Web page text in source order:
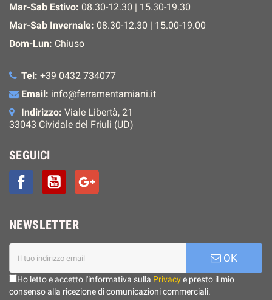
Mar-Sab Estivo: 08.30-12.30 | 15.30-19.30
Mar-Sab Invernale: 08.30-12.30 | 15.00-19.00
Dom-Lun: Chiuso
Tel: +39 0432 734077
Email: info@ferramentamiani.it
Indirizzo: Viale Libertà, 21
33043 Cividale del Friuli (UD)
SEGUICI
FacebookYouTube
NEWSLETTER
OK
Ho letto e accetto l'informativa sulla Privacye presto il mio
consenso alla ricezione di comunicazioni commerciali.